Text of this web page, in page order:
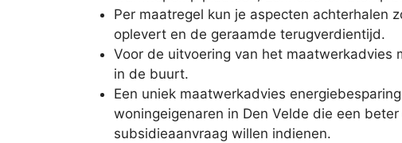
Per maatregel kun je aspecten achterhalen
oplevert en de geraamde terugverdientijd.
Voor de uitvoering van het
in de buurt.
Een uniek maatwerkadvies
woningeigenaren in Den Velde die een
subsidieaanvraag willen indienen.